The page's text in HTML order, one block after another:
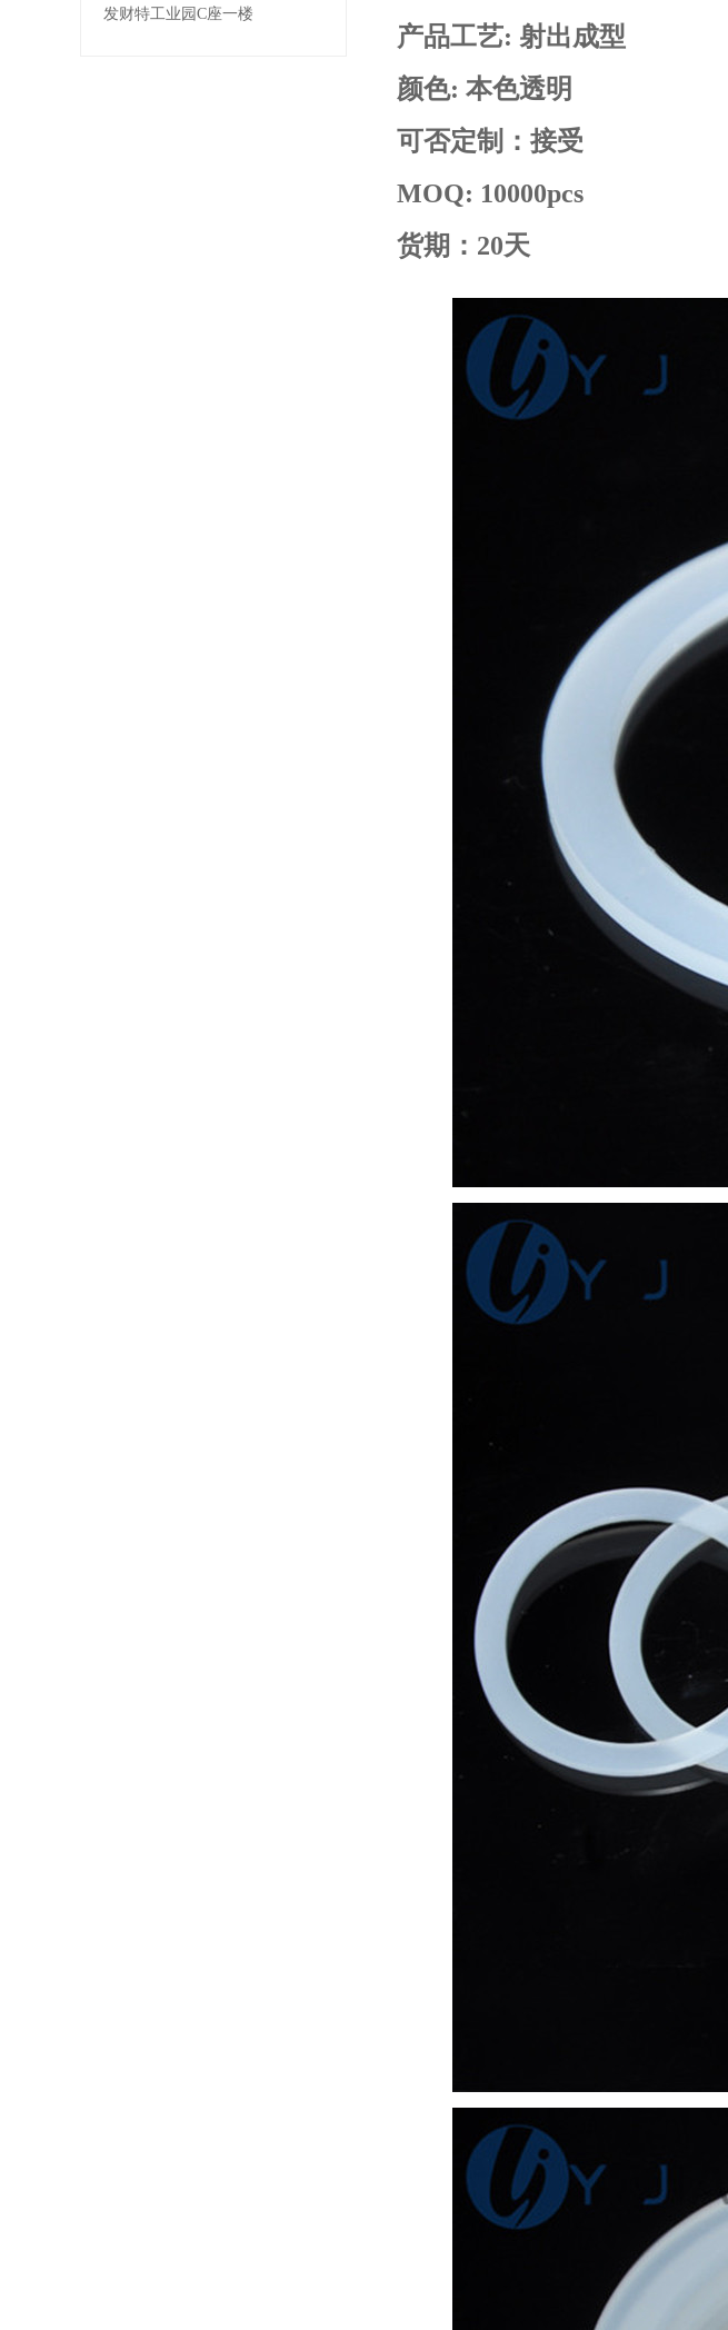
发财特工业园C座一楼
产品工艺: 射出成型
颜色: 本色透明
可否定制： 接受
MOQ: 10000pcs
货期：20天